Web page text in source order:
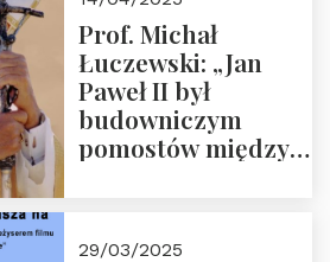
Prof. Michał
Łuczewski: „Jan
Paweł II był
budowniczym
pomostów między
29/03/2025